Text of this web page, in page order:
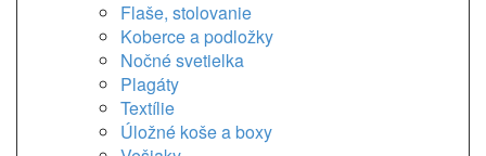
Flaše, stolovanie
Koberce a podložky
Nočné svetielka
Plagáty
Textílie
Úložné koše a boxy